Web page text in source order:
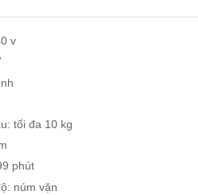
v
tối đa 10 kg
phút
núm vặn